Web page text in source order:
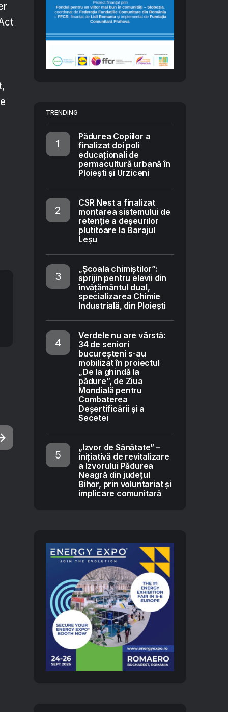
TRENDING
Pădurea Copiilor a
finalizat doi poli
educaționali de
permacultură urbană în
Ploiești și Urziceni
CSR Nest a finalizat
montarea sistemului de
retenție a deșeurilor
plutitoare la Barajul
Leșu
„Școala chimiștilor”:
sprijin pentru elevii din
învățământul dual,
specializarea Chimie
Industrială, din Ploiești
Verdele nu are vârstă:
34 de seniori
bucureșteni s-au
mobilizat în proiectul
„De la ghindă la
pădure”, de Ziua
Mondială pentru
Combaterea
Deșertificării și a
Secetei
„Izvor de Sănătate” –
inițiativă de revitalizare
a Izvorului Pădurea
Neagră din județul
Bihor, prin voluntariat și
implicare comunitară